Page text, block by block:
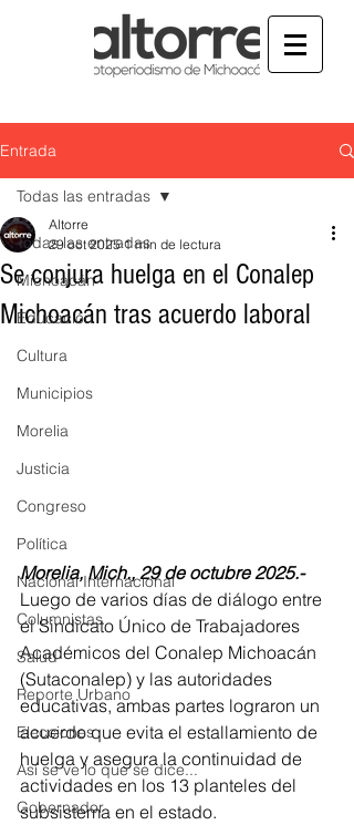
Entrada
Todas las entradas
Michoacán
Educación
Cultura
Municipios
Morelia
Justicia
Congreso
Política
Nacional Internacional
Columnistas
Salud
Reporte Urbano
Elecciones
Así se ve lo que se dice...
Gobernador
Todas las entradas
Se conjura huelga en el Conalep
Michoacán tras acuerdo laboral
Altorre
29 oct 2025 1 min de lectura
Morelia, Mich., 29 de octubre 2025.-
Luego de varios días de diálogo entre
el Sindicato Único de Trabajadores
Académicos del Conalep Michoacán
(Sutaconalep) y las autoridades
educativas, ambas partes lograron un
acuerdo que evita el estallamiento de
huelga y asegura la continuidad de
actividades en los 13 planteles del
subsistema en el estado.